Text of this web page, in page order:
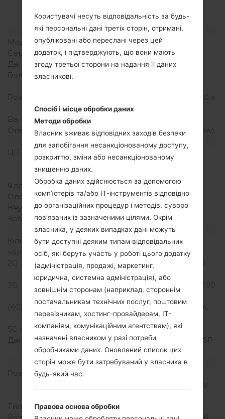
Модель та її характеристики
Модель
LGK520K
Серія
LG Stylus 2
Дата випуску
Червень, 2016
Глибина
Розміри (ширина/висота)
155 x 79.6 міліметрів (6.10 x
3.13 дюйма)
Вага
Операційна система
Android 6.0 (Marshmallow)
Апаратне забезпечення
ЦП (процесор)
1.2 GHz Cortex-A53
Qualcomm MSM8916
Ядра процесора
Чотирьохядерний
Оперативна память
1.5GB
Внутрішня память
16GB
Зовнішня память
microSD, до 256 GB
Мережа та дані
Кількість місць для сім
карт
2 Мікро SIM
2G
GSM 850/900/1800/1900
MHz
3G
HSDPA 850/900/1900/2100
MHz
(4G) LTE
LTE band 1(2100), 3(1800),
7(2600), 8(900), 20(800)
5G network
-
Дані
HSDPA,HSUPA,HSPA,HSP
A+,GPRS,EDGE,LTE
Дисплей
Розмір екрану
співвідношення екрану
Тип екрану
IPS LCD
Користувачі несуть відповідальність за будь-
які персональні дані третіх сторін, отримані,
опубліковані або переслані через цей
додаток, і підтверджують, що вони мають
згоду третьої сторони на надання її даних
власникові.
Спосіб і місце обробки даних
Методи обробки
Власник вживає відповідних заходів безпеки
для запобігання несанкціонованому доступу,
розкриттю, зміни або несанкціонованому
знищенню даних.
Обробка даних здійснюється за допомогою
комп’ютерів та/або ІТ-інструментів відповідно
до організаційних процедур і методів, суворо
пов’язаних із зазначеними цілями. Окрім
власника, у деяких випадках дані можуть
бути доступні деяким типам відповідальних
осіб, які беруть участь у роботі цього додатку
(адміністрація, продажі, маркетинг,
юридична, системна адміністрація), або
зовнішнім сторонам (наприклад, стороннім
постачальникам технічних послуг, поштовим
перевізникам, хостинг-провайдерам, ІТ-
компаніям, комунікаційним агентствам), які
назначені власником у разі потреби
обробниками даних. Оновлений список цих
сторін може бути затребуваний у власника в
будь-який час.
Правова основа обробки